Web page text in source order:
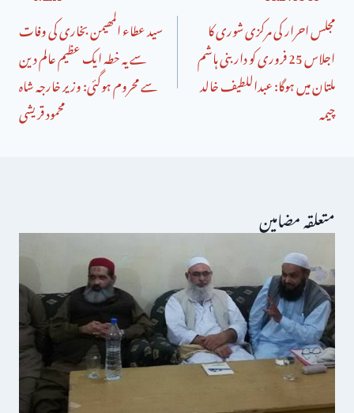
مجلس احرار کی مرکزی شوری کا
اجلاس 25 فروری کو داربنی ہاشم
ملتان میں ہوگا: عبداللطیف خالد
چیمہ
سید عطاء المھیمن بخاری کی وفات
سے یہ خطہ ایک عظیم عالم دین
سے محروم ہوگئی: وزیر خارجہ شاہ
محمود قریشی
متعلقہ مضامین